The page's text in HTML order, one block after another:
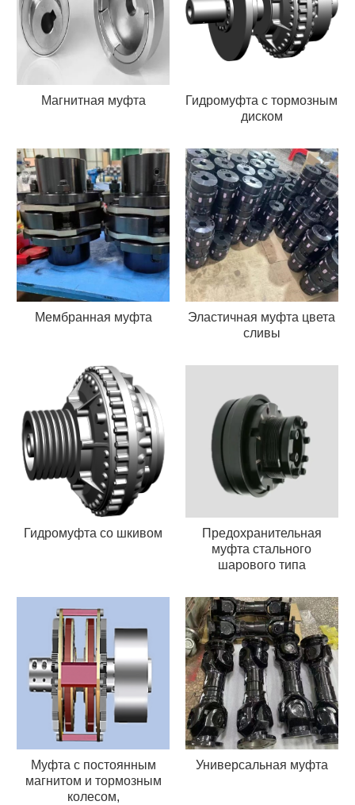
Магнитная муфта
Гидромуфта с тормозным
диском
Мембранная муфта
Эластичная муфта цвета
сливы
Гидромуфта со шкивом
Предохранительная
муфта стального
шарового типа
Муфта с постоянным
магнитом и тормозным
колесом,
Универсальная муфта